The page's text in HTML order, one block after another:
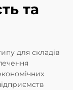
та
для складів